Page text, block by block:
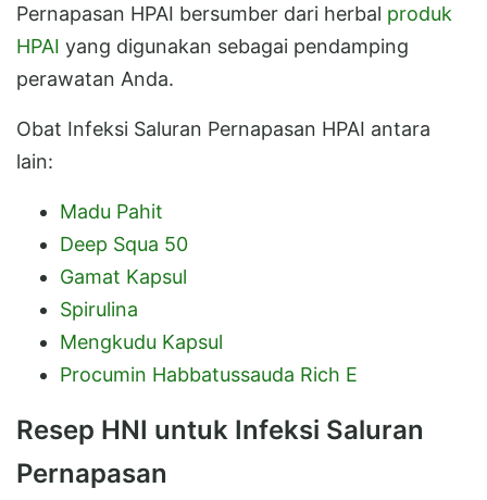
Pernapasan HPAI bersumber dari herbal produk
HPAI yang digunakan sebagai pendamping
perawatan Anda.
Obat Infeksi Saluran Pernapasan HPAI antara
lain:
Madu Pahit
Deep Squa 50
Gamat Kapsul
Spirulina
Mengkudu Kapsul
Procumin Habbatussauda Rich E
Resep HNI untuk Infeksi Saluran
Pernapasan